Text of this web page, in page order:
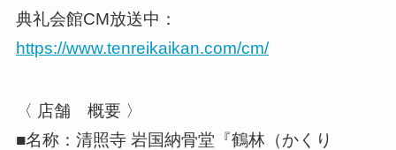
典礼会館CM放送中：
https://www.tenreikaikan.com/cm/
〈 店舗 概要 〉
■名称：清照寺 岩国納骨堂『鶴林（かくり